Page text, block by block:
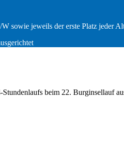
sowie jeweils der erste Platz jeder
beim 22. Burginsellauf